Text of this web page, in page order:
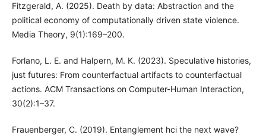
Fitzgerald, A. (2025). Death by data: Abstraction and the
political economy of computationally driven state violence.
Media Theory, 9(1):169–200.
Forlano, L. E. and Halpern, M. K. (2023). Speculative histories,
just futures: From counterfactual artifacts to counterfactual
actions. ACM Transactions on Computer-Human Interaction,
30(2):1–37.
Frauenberger, C. (2019). Entanglement hci the next wave?